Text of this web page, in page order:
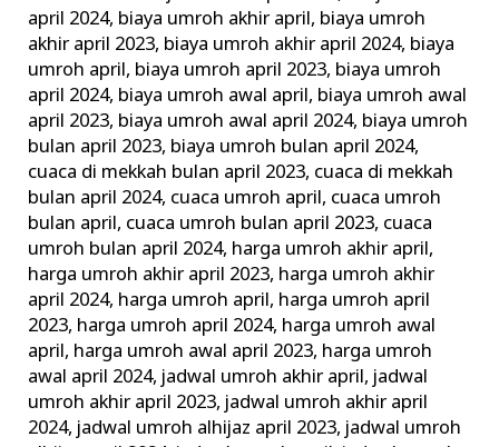
april 2024, biaya umroh akhir april, biaya umroh
akhir april 2023, biaya umroh akhir april 2024, biaya
umroh april, biaya umroh april 2023, biaya umroh
april 2024, biaya umroh awal april, biaya umroh awal
april 2023, biaya umroh awal april 2024, biaya umroh
bulan april 2023, biaya umroh bulan april 2024,
cuaca di mekkah bulan april 2023, cuaca di mekkah
bulan april 2024, cuaca umroh april, cuaca umroh
bulan april, cuaca umroh bulan april 2023, cuaca
umroh bulan april 2024, harga umroh akhir april,
harga umroh akhir april 2023, harga umroh akhir
april 2024, harga umroh april, harga umroh april
2023, harga umroh april 2024, harga umroh awal
april, harga umroh awal april 2023, harga umroh
awal april 2024, jadwal umroh akhir april, jadwal
umroh akhir april 2023, jadwal umroh akhir april
2024, jadwal umroh alhijaz april 2023, jadwal umroh
Promo
Biaya
Murah